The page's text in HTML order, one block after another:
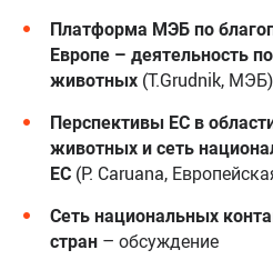
Платформа МЭБ по
Европе – деятельность
животных (T.Grudnik, МЭБ)
Перспективы ЕС в
животных и сеть
ЕС (P. Caruana,
Сеть национальных
стран – обсуждение